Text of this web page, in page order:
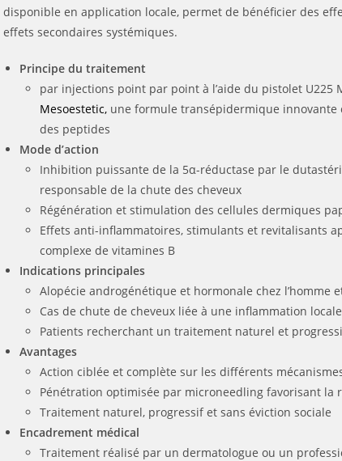
disponible en application locale, permet de bénéficier des
effets secondaires systémiques.
Principe du traitement
par injections point par point à l’aide du pistolet U225
Mesoestetic, une formule transépidermique innovante
des peptides
Mode d’action
Inhibition puissante de la 5α-réductase par le
responsable de la chute des cheveux
Régénération et stimulation des cellules dermiques
Effets anti-inflammatoires, stimulants et revitalisants
complexe de vitamines B
Indications principales
Alopécie androgénétique et hormonale chez l’homme
Cas de chute de cheveux liée à une inflammation
Patients recherchant un traitement naturel et
Avantages
Action ciblée et complète sur les différents
Pénétration optimisée par microneedling favorisant la
Traitement naturel, progressif et sans éviction sociale
Encadrement médical
Traitement réalisé par un dermatologue ou un